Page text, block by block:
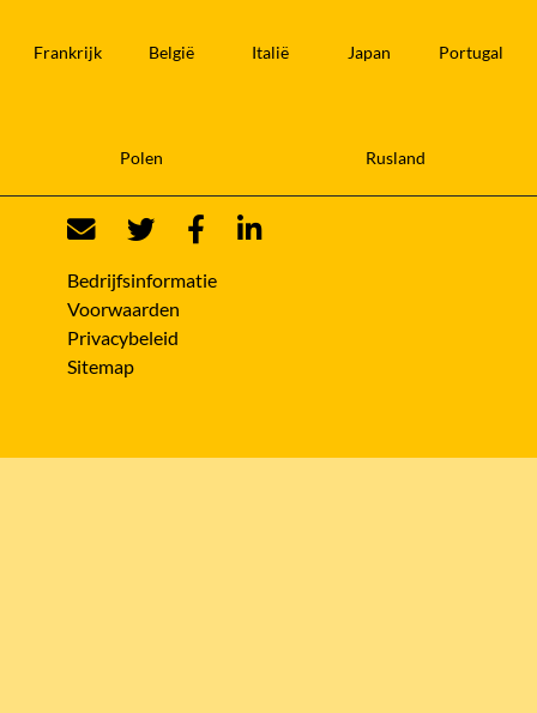
Frankrijk België Italië Japan Portugal
Polen Rusland
Bedrijfsinformatie
Voorwaarden
Privacybeleid
Sitemap